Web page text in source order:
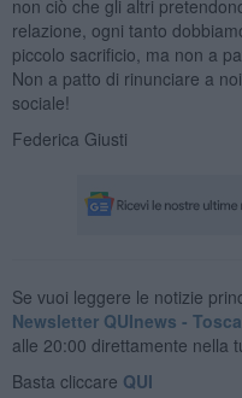
non ciò che gli altri
relazione, ogni tanto
piccolo sacrificio, ma non a
Non a patto di rinunciare a
sociale!
Federica Giusti
Se vuoi leggere le notizie
Newsletter QUInews -
alle 20:00 direttamente nella
Basta cliccare QUI